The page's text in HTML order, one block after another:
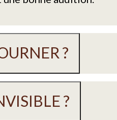
?
?